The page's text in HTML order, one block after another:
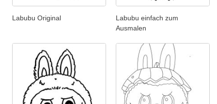
Labubu Original
Labubu einfach zum
Ausmalen